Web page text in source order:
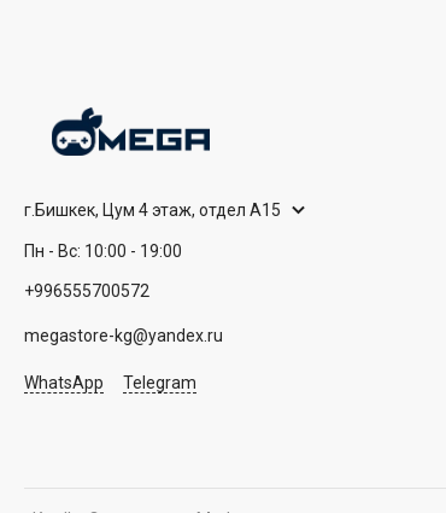
г.Бишкек, Цум 4 этаж, отдел А15
Пн - Вс: 10:00 - 19:00
+996555700572
megastore-kg@yandex.ru
WhatsApp Telegram